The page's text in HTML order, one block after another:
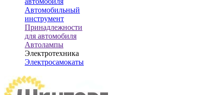
Автомобильный
инструмент
Принадлежности
для автомобиля
Автолампы
Электротехника
Электросамокаты